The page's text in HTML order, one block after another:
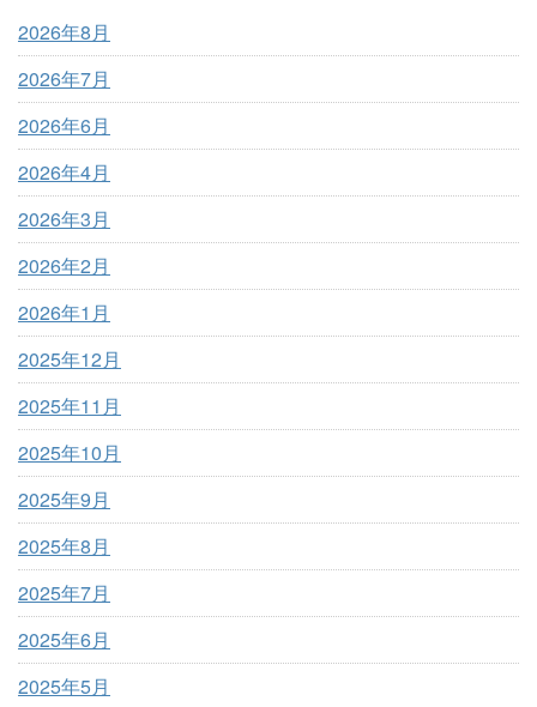
2026年8月
2026年7月
2026年6月
2026年4月
2026年3月
2026年2月
2026年1月
2025年12月
2025年11月
2025年10月
2025年9月
2025年8月
2025年7月
2025年6月
2025年5月